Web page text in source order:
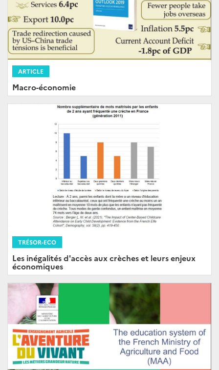
ARTICLE
Macro-économie
TRÉSOR-ECO
Les inégalités d'accès aux crèches et leurs enjeux
économiques